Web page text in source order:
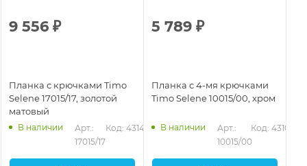
9 556 ₽
Планка с крючками Timo
Selene 17015/17, золотой
матовый
В наличии
Арт.:
17015/17
Код: 43144
5 789 ₽
Планка с 4-мя крючками
Timo Selene 10015/00, хром
В наличии
Арт.:
10015/00
Код: 43103